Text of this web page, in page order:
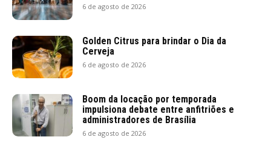
6 de agosto de 2026
Golden Citrus para brindar o Dia da
Cerveja
6 de agosto de 2026
Boom da locação por temporada
impulsiona debate entre anfitriões e
administradores de Brasília
6 de agosto de 2026